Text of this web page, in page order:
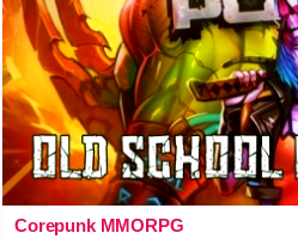
Corepunk MMORPG